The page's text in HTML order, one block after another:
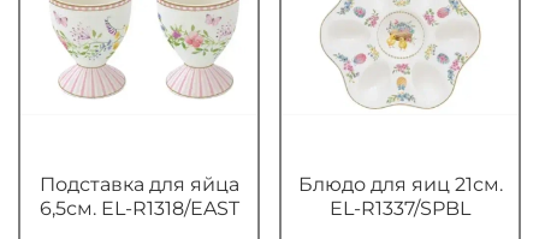
Подставка для яйца
6,5см. EL-R1318/EAST
Блюдо для яиц 21см.
EL-R1337/SPBL